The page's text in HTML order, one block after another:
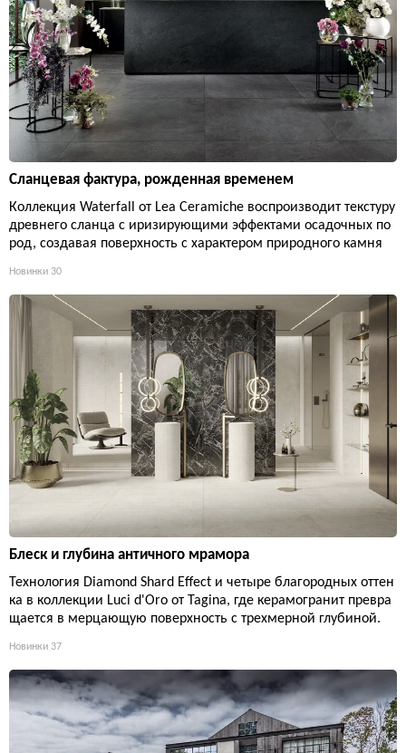
Сланцевая фактура, рожденная временем
Коллекция Waterfall от Lea Ceramiche воспроизводит текстуру
древнего сланца с иризирующими эффектами осадочных по
род, создавая поверхность с характером природного камня
Новинки 30
Блеск и глубина античного мрамора
Технология Diamond Shard Effect и четыре благородных оттен
ка в коллекции Luci d'Oro от Tagina, где керамогранит превра
щается в мерцающую поверхность с трехмерной глубиной.
Новинки 37